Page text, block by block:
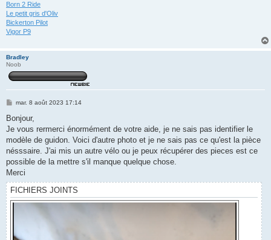
Born 2 Ride
Le petit gris d'Oliv
Bickerton Pilot
Vigor P9
Bradley
Noob
M
s
a
g
mar. 8 août 2023 17:14
Bonjour,
Je vous rermerci énormément de votre aide, je ne sais pas identifier le
modèle de guidon. Voici d'autre photo et je ne sais pas ce qu'est la pièce
nésssaire. J'ai mis un autre vélo ou je peux récupérer des pieces est ce
possible de la mettre s'il manque quelque chose.
Merci
FICHIERS JOINTS